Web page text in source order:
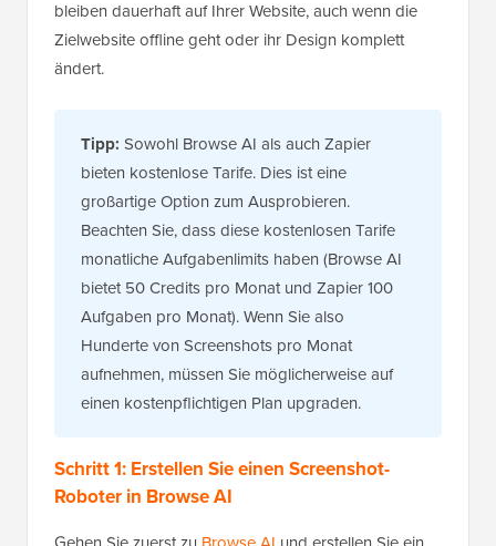
gespeichert werden, werden sie sofort geladen und
bleiben dauerhaft auf Ihrer Website, auch wenn die
Zielwebsite offline geht oder ihr Design komplett
Tipp:Sowohl Browse AI als auch Zapier
bieten kostenlose Tarife. Dies ist eine
großartige Option zum Ausprobieren.
Beachten Sie, dass diese kostenlosen Tarife
monatliche Aufgabenlimits haben (Browse AI
bietet 50 Credits pro Monat und Zapier 100
Aufgaben pro Monat). Wenn Sie also
Hunderte von Screenshots pro Monat
aufnehmen, müssen Sie möglicherweise auf
Schritt 1: Erstellen Sie einen Screenshot-